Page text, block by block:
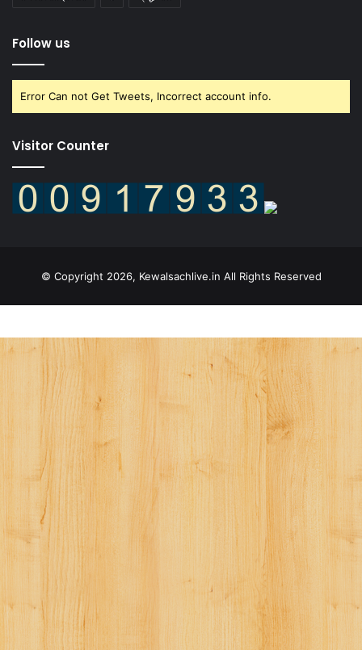
Follow us
Error Can not Get Tweets, Incorrect account info.
Visitor Counter
© Copyright 2026, Kewalsachlive.in All Rights Reserved